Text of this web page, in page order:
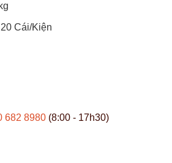
20 Cái/Kiện
682 8980 (8:00 - 17h30)